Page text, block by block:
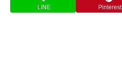
LINE Pinterest